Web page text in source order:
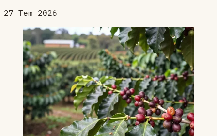
27 Tem 2026